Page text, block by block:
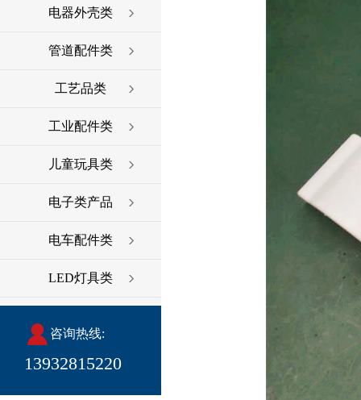
电器外壳类
管道配件类
工艺品类
工业配件类
儿童玩具类
电子类产品
电车配件类
LED灯具类
咨询热线:
13932815220